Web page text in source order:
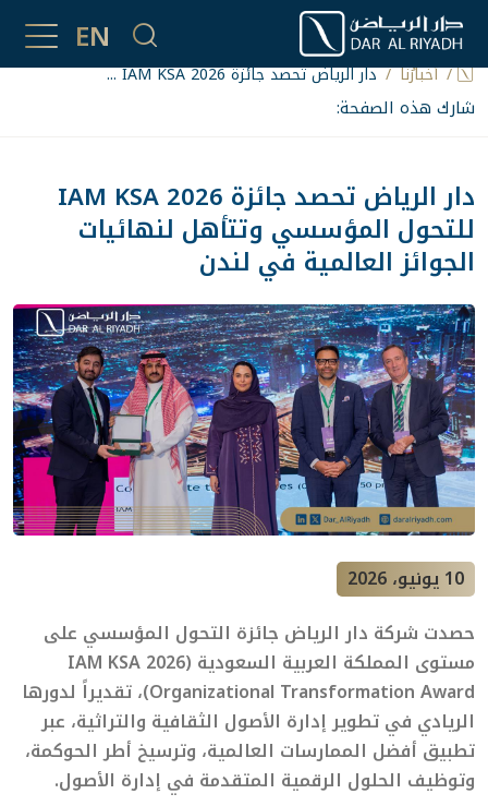
EN أخبارُنا
أخبارُنا دار الرياض تحصد جائزة IAM KSA 2026 ...
شارك هذه الصفحة:
دار الرياض تحصد جائزة IAM KSA 2026
للتحول المؤسسي وتتأهل لنهائيات
الجوائز العالمية في لندن
10 يونيو، 2026
حصدت شركة دار الرياض جائزة التحول المؤسسي على
مستوى المملكة العربية السعودية (IAM KSA 2026
Organizational Transformation Award)، تقديراً لدورها
الريادي في تطوير إدارة الأصول الثقافية والتراثية، عبر
تطبيق أفضل الممارسات العالمية، وترسيخ أطر الحوكمة،
وتوظيف الحلول الرقمية المتقدمة في إدارة الأصول.